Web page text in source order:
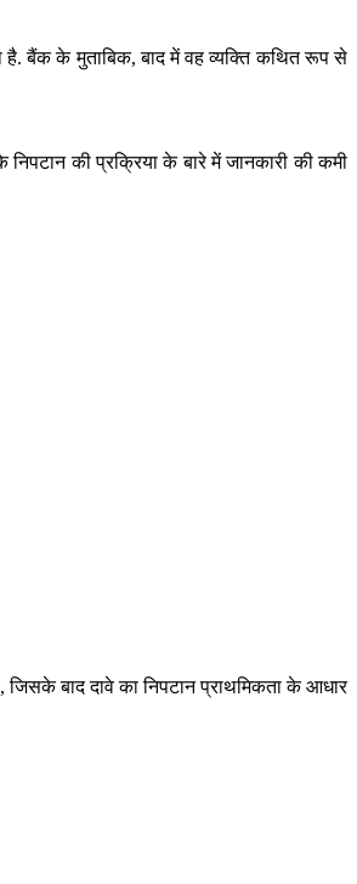
है. बैंक के मुताबिक, बाद में वह व्यक्ति कथित रूप से
की प्रक्रिया के बारे में जानकारी की कमी
बाद दावे का निपटान प्राथमिकता के आधार